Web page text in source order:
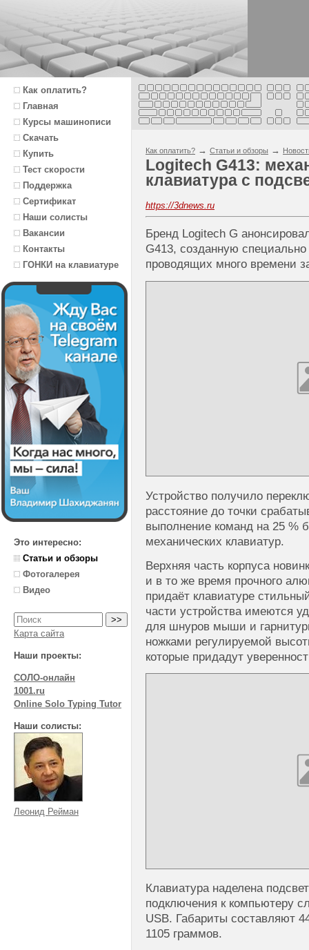
Как оплатить?
Главная
Курсы машинописи
Скачать
Купить
Тест скорости
Поддержка
Сертификат
Наши солисты
Вакансии
Контакты
ГОНКИ на клавиатуре
Это интересно:
Статьи и обзоры
Фотогалерея
Видео
Карта сайта
Наши проекты:
СОЛО-онлайн
1001.ru
Online Solo Typing Tutor
Наши солисты:
Леонид Рейман
Как оплатить? → Статьи и обзоры →
Logitech G413:
клавиатура с
https://3dnews.ru
Бренд Logitech G
G413, созданную
проводящих много времени
Устройство получило
расстояние до точки
выполнение команд на 25 %
механических клавиатур.
Верхняя часть корпуса
и в то же время прочного
придаёт клавиатуре
части устройства имеются
для шнуров мыши и
ножками регулируемой
которые придадут
Клавиатура наделена
подключения к компьютеру
USB. Габариты составляют
1105 граммов.